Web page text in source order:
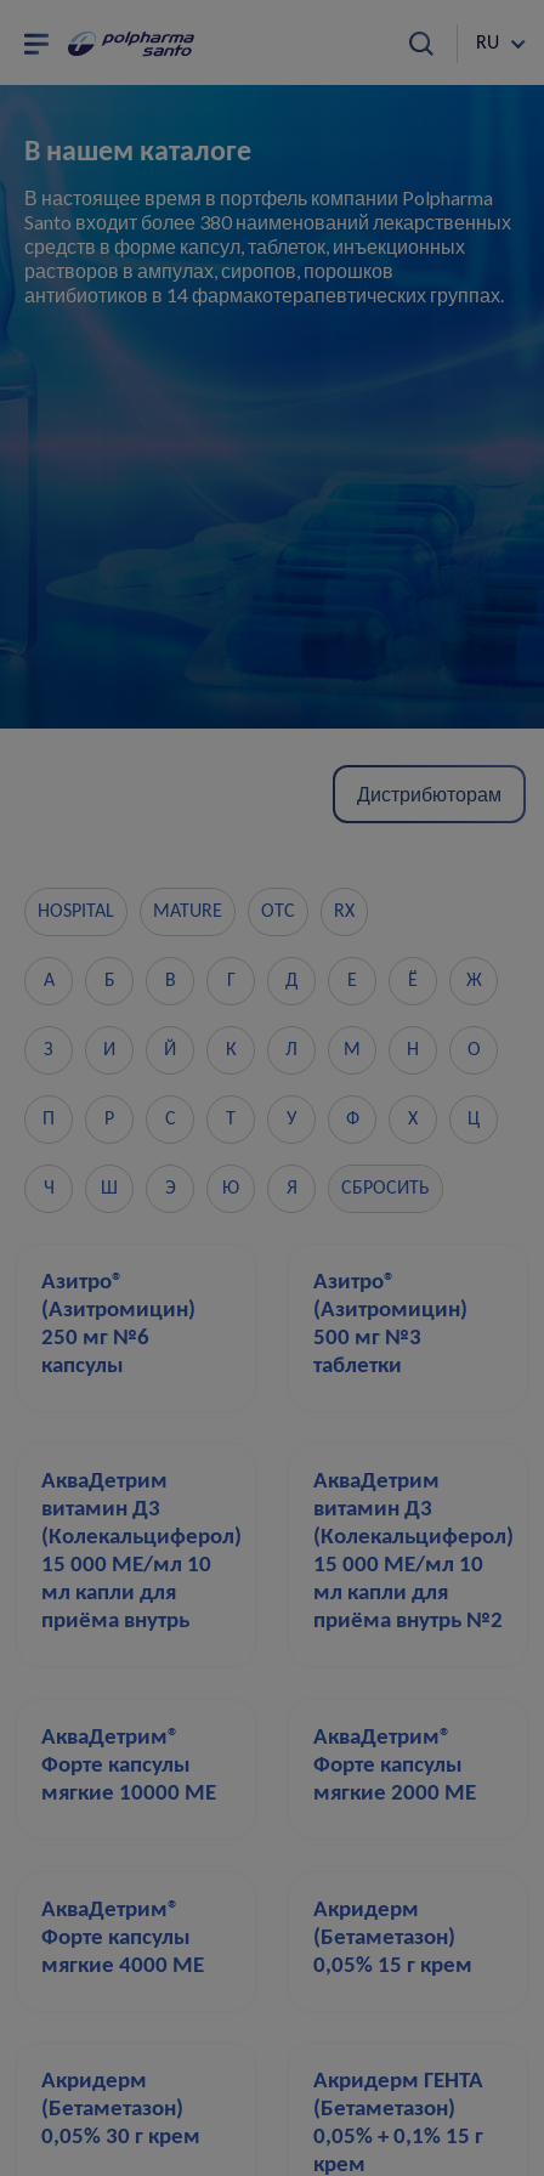
RU
В нашем каталоге
В настоящее время в портфель компании Polpharma
Santo входит более 380 наименований лекарственных
средств в форме капсул, таблеток, инъекционных
растворов в ампулах, сиропов, порошков
антибиотиков в 14 фармакотерапевтических группах.
Дистрибюторам
HOSPITAL MATURE OTC RX
А Б В Д Е Ё Ж
З И Й К Л М Н О
Р С У Ф Х Ц
Ч Ш Э Ю Я СБРОСИТЬ
Азитро®
(Азитромицин)
250 мг №6
капсулы
Азитро®
(Азитромицин)
500 мг №3
таблетки
АкваДетрим
витамин Д3
(Колекальциферол)
15 000 МЕ/мл 10
мл капли для
приёма внутрь
АкваДетрим
витамин Д3
(Колекальциферол)
15 000 МЕ/мл 10
мл капли для
приёма внутрь №2
АкваДетрим®
Форте капсулы
мягкие 10000 МЕ
АкваДетрим®
Форте капсулы
мягкие 2000 МЕ
АкваДетрим®
Форте капсулы
мягкие 4000 МЕ
Акридерм
(Бетаметазон)
0,05% 15 г крем
Акридерм
(Бетаметазон)
0,05% 30 г крем
Акридерм ГЕНТА
(Бетаметазон)
0,05% + 0,1% 15 г
крем